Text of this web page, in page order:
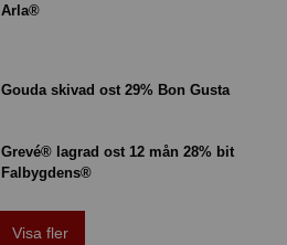
Arla®
Gouda skivad ost 29% Bon Gusta
Grevé® lagrad ost 12 mån 28% bit
Falbygdens®
Visa fler